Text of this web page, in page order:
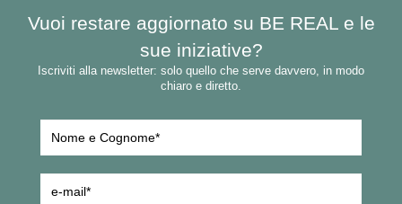
Vuoi restare aggiornato su BE REAL e le
sue iniziative?
Iscriviti alla newsletter: solo quello che serve davvero, in modo
chiaro e diretto.